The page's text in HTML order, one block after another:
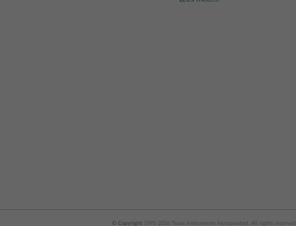
© Copyright 1995-2026 Texas Instruments Incorporated. All rights reserved.